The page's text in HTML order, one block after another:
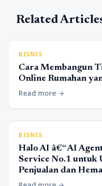
Related
BISNIS
Cara Membangun
Online Rumahan
Read more arrow_forward
BISNIS
Halo AI â€“ AI
Service No.1
Penjualan dan